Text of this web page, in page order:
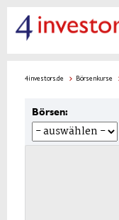
4investors.de Börsenkurse
Börsen: